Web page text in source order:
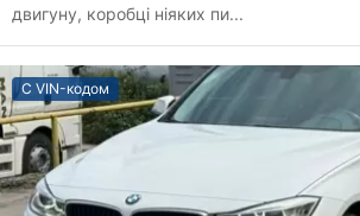
двигуну, коробці ніяких пи...
С VIN-кодом